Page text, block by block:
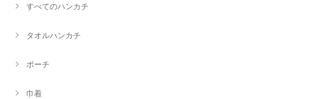
すべてのハンカチ
タオルハンカチ
ポーチ
巾着